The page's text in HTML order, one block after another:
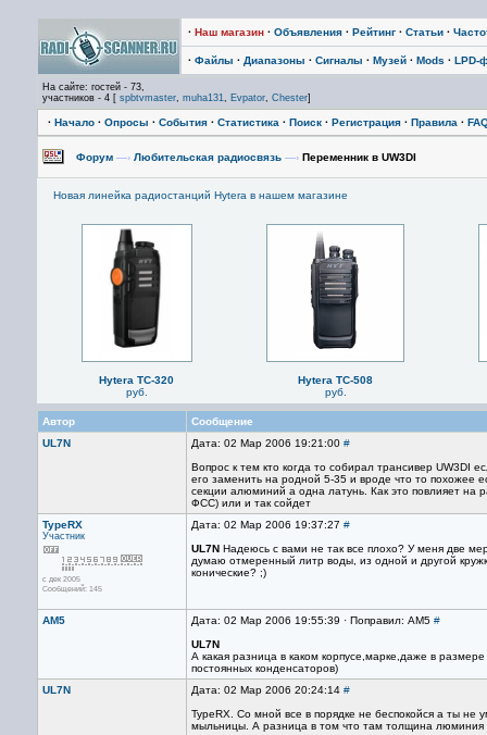
· Наш магазин · Объявления · Рейтинг · Статьи ·
· Файлы · Диапазоны · Сигналы · Музей · Mods · LPD-
На сайте: гостей - 73,
участников - 4 [ spbtvmaster, muha131, Evpator, Chester]
· Начало · Опросы · События · Статистика · Поиск · Регистрация · Правила ·
Форум —› Любительская радиосвязь —› Переменник в UW3DI
Новая линейка радиостанций Hytera в нашем магазине
Hytera TC-320
руб.
Hytera TC-508
руб.
Автор
Сообщение
UL7N
Дата: 02 Мар 2006 19:21:00 #
Вопрос к тем кто когда то собирал трансивер UW3DI
его заменить на родной 5-35 и вроде что то похожее
секции алюминий а одна латунь. Как это повлияет
ФСС) или и так сойдет
TypeRX
Участник
с дек 2005
Сообщений: 145
Дата: 02 Мар 2006 19:37:27 #
UL7N Надеюсь с вами не так все плохо? У меня две
думаю отмеренный литр воды, из одной и другой
конические? ;)
AM5 Дата: 02 Мар 2006 19:55:39 · Поправил: AM5 #
UL7N
А какая разница в каком корпусе,марке,даже в
постоянных конденсаторов)
UL7N
Дата: 02 Мар 2006 20:24:14 #
TypeRX. Со мной все в порядке не беспокойся а ты не
мыльницы. А разница в том что там толщина люминия